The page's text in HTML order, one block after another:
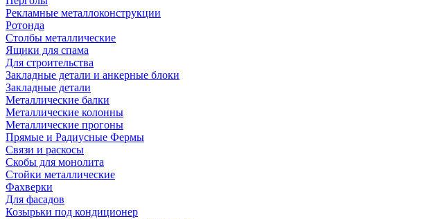
Рекламные металлоконструкции
Ротонда
Столбы металлические
Ящики для спама
Для строительства
Закладные детали и анкерные блоки
Закладные детали
Металлические балки
Металлические колонны
Металлические прогоны
Прямые и Радиусные Фермы
Связи и раскосы
Скобы для монолита
Стойки металлические
Фахверки
Для фасадов
Козырьки под кондиционер